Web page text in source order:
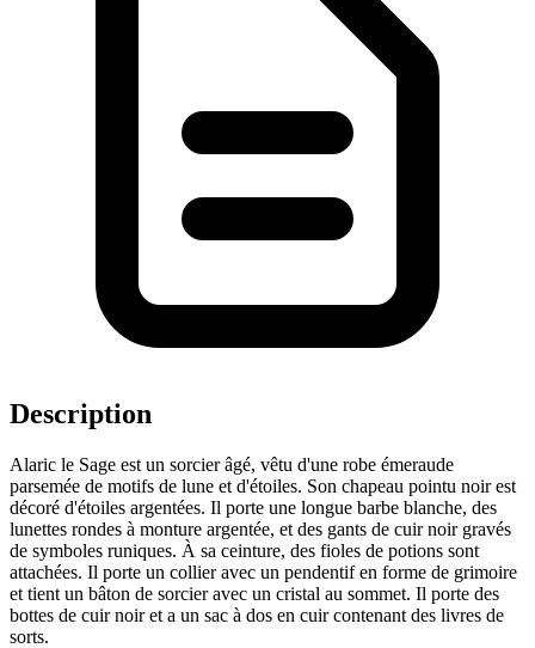
Description
Alaric le Sage est un sorcier âgé, vêtu d'une robe émeraude
parsemée de motifs de lune et d'étoiles. Son chapeau pointu noir est
décoré d'étoiles argentées. Il porte une longue barbe blanche, des
lunettes rondes à monture argentée, et des gants de cuir noir gravés
de symboles runiques. À sa ceinture, des fioles de potions sont
attachées. Il porte un collier avec un pendentif en forme de grimoire
et tient un bâton de sorcier avec un cristal au sommet. Il porte des
bottes de cuir noir et a un sac à dos en cuir contenant des livres de
sorts.